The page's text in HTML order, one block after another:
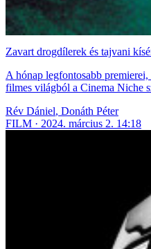
Zavart drogdílerek és tajvani
A hónap legfontosabb
filmes világból a Cinema Niche
Rév Dániel, Donáth Péter
FILM
2024. március 2. 14:18